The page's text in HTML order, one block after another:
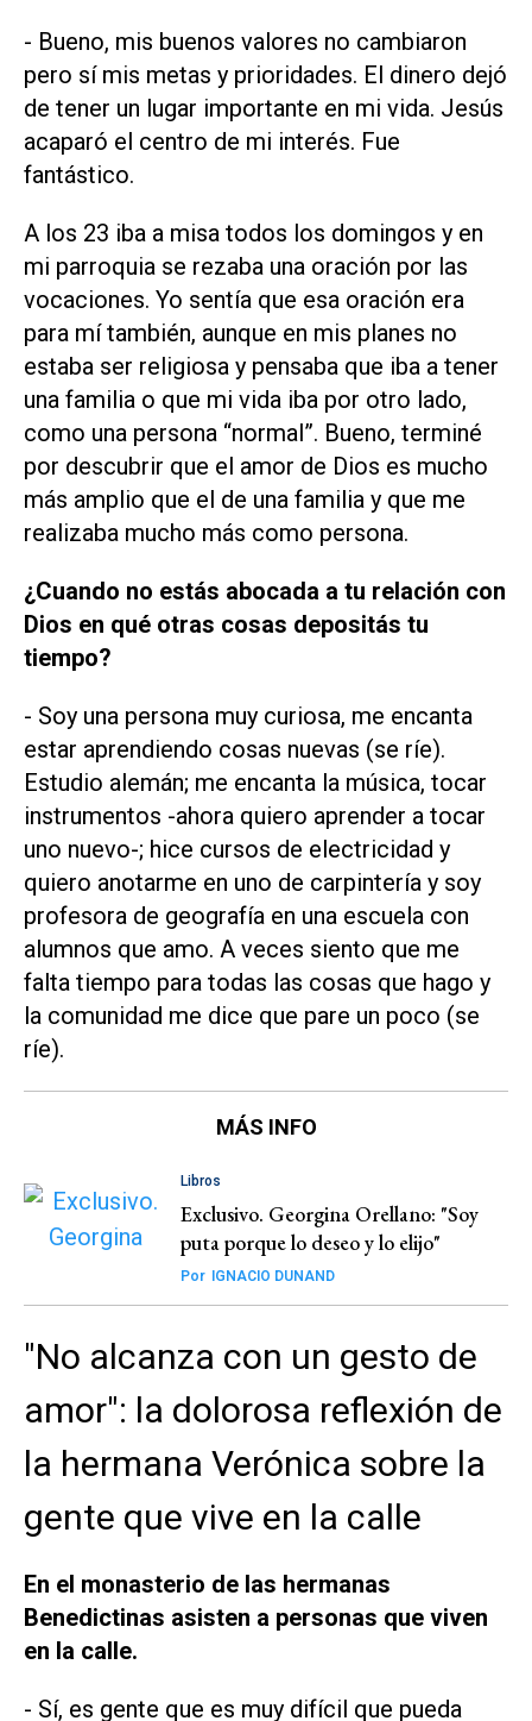
- Bueno, mis buenos valores no cambiaron
pero sí mis metas y prioridades. El dinero dejó
de tener un lugar importante en mi vida. Jesús
acaparó el centro de mi interés. Fue
fantástico.
A los 23 iba a misa todos los domingos y en
mi parroquia se rezaba una oración por las
vocaciones. Yo sentía que esa oración era
para mí también, aunque en mis planes no
estaba ser religiosa y pensaba que iba a tener
una familia o que mi vida iba por otro lado,
como una persona “normal”. Bueno, terminé
por descubrir que el amor de Dios es mucho
más amplio que el de una familia y que me
realizaba mucho más como persona.
¿Cuando no estás abocada a tu relación con
Dios en qué otras cosas depositás tu
tiempo?
- Soy una persona muy curiosa, me encanta
estar aprendiendo cosas nuevas (se ríe).
Estudio alemán; me encanta la música, tocar
instrumentos -ahora quiero aprender a tocar
uno nuevo-; hice cursos de electricidad y
quiero anotarme en uno de carpintería y soy
profesora de geografía en una escuela con
alumnos que amo. A veces siento que me
falta tiempo para todas las cosas que hago y
la comunidad me dice que pare un poco (se
ríe).
MÁS INFO
Libros
Exclusivo. Georgina Orellano: "Soy
puta porque lo deseo y lo elijo"
Por IGNACIO DUNAND
"No alcanza con un gesto de
amor": la dolorosa reflexión de
la hermana Verónica sobre la
gente que vive en la calle
En el monasterio de las hermanas
Benedictinas asisten a personas que viven
en la calle.
- Sí, es gente que es muy difícil que pueda